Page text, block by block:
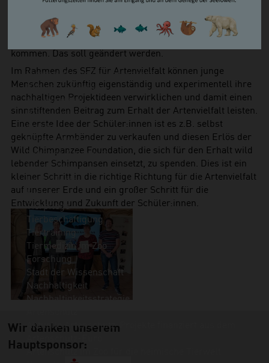
Wiedehopf
Zwergsäger
Serama-Zwerghühner
Kriechtiere
Europäische Sumpfschildkröte
Himmelblauer Zwergtaggecko
Köhlerschildkröte
Königspython
Ringelnatter
Lurche
Rotbauchunke
Nordsee-Aquarium
Unser Zoo
Unser Team
Historie
Tierpflege
Tierbeschäftigung
Tiertraining
Tiermedizin im Zoo
Forschung
Stadt der Wissenschaft
Nachhaltigkeit
Nachhaltigkeitsstrategie
Aktuelle Artenschutz-Projekte finanziert aus dem
Artenschutz-Euro
Artenschutz im Zoo für die heimische Tierwelt
sensibilisieren für den Artenschutz, bieten aber keine
Gelegenheit, dass junge Menschen aktiv ins Handeln
kommen. Das soll geändert werden.
Im Rahmen des SFZ für Artenvielfalt können junge
Menschen zukünftig eigenständig und experimentell ihre
nachhaltigen Projektideen verwirklichen und damit einen
sinnstiftenden Beitrag zum Erhalt der Artenvielfalt leisten.
Eine erste Idee der Schüler:innen ist es z.B. selbst
geknüpfte Armbänder zu verkaufen und diesen Erlös der
Wild Chimpanzee Foundation, die sich für den Erhalt wild
lebender Schimpansen einsetzt, zu spenden. Dies ist ein
kleiner Schritt in die richtige Richtung für die Artenvielfalt
auf unserer Erde und ein großer Schritt für die
Entwicklung und Zukunft der Schüler:innen.
Wir danken unserem
Hauptsponsor: